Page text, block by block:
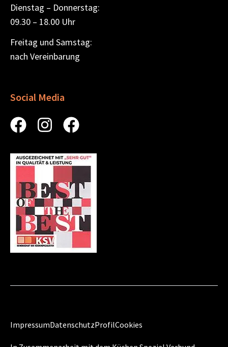
Dienstag – Donnerstag:
09.30 – 18.00 Uhr
Freitag und Samstag:
nach Vereinbarung
Social Media
ImpressumDatenschutzProfilCookies